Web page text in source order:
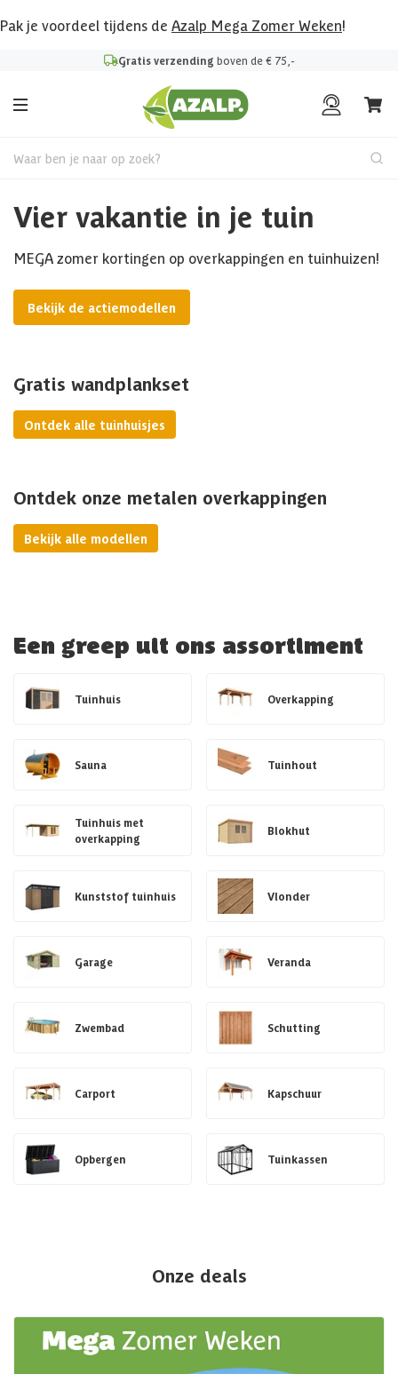
Pak je voordeel tijdens de Azalp Mega Zomer Weken!
Gratis verzending boven de € 75,-
Waar ben je naar op zoek?
Vier vakantie in je tuin
MEGA zomer kortingen op overkappingen en tuinhuizen!
Bekijk de actiemodellen
Gratis wandplankset
Ontdek alle tuinhuisjes
Ontdek onze metalen overkappingen
Bekijk alle modellen
Een greep uit ons assortiment
Tuinhuis Overkapping
Sauna Tuinhout
Tuinhuis met
overkapping
Blokhut
Kunststof tuinhuis Vlonder
Garage Veranda
Zwembad Schutting
Carport Kapschuur
Opbergen Tuinkassen
Onze deals